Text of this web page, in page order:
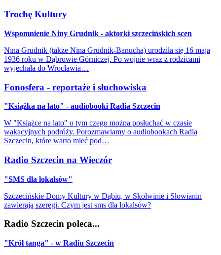
Trochę Kultury
Wspomnienie Niny Grudnik - aktorki szczecińskich scen
Nina Grudnik (także Nina Grudnik-Banucha) urodziła się 16 maja
1936 roku w Dąbrowie Górniczej. Po wojnie wraz z rodzicami
wyjechała do Wrocławia…
Fonosfera - reportaże i słuchowiska
"Książka na lato" - audiobooki Radia Szczecin
W "Książce na lato" o tym czego można posłuchać w czasie
wakacyjnych podróży. Porozmawiamy o audiobookach Radia
Szczecin, które warto mieć pod…
Radio Szczecin na Wieczór
"SMS dla lokalsów"
Szczecińskie Domy Kultury w Dąbiu, w Skolwinie i Słowianin
zawierają szeregi. Czym jest sms dla lokalsów?
Radio Szczecin poleca...
"Król tanga" - w Radiu Szczecin